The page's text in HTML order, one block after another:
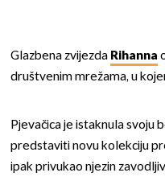
Glazbena zvijezda Rihanna
društvenim mrežama, u
Pjevačica je istaknula svoju
predstaviti novu kolekciju
ipak privukao njezin